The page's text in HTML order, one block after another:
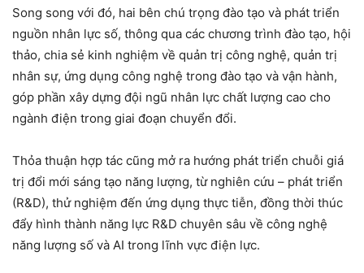
Song song với đó, hai bên chú trọng đào tạo và phát triển
nguồn nhân lực số, thông qua các chương trình đào tạo, hội
thảo, chia sẻ kinh nghiệm về quản trị công nghệ, quản trị
nhân sự, ứng dụng công nghệ trong đào tạo và vận hành,
góp phần xây dựng đội ngũ nhân lực chất lượng cao cho
ngành điện trong giai đoạn chuyển đổi.
Thỏa thuận hợp tác cũng mở ra hướng phát triển chuỗi giá
trị đổi mới sáng tạo năng lượng, từ nghiên cứu – phát triển
(R&D), thử nghiệm đến ứng dụng thực tiễn, đồng thời thúc
đẩy hình thành năng lực R&D chuyên sâu về công nghệ
năng lượng số và AI trong lĩnh vực điện lực.